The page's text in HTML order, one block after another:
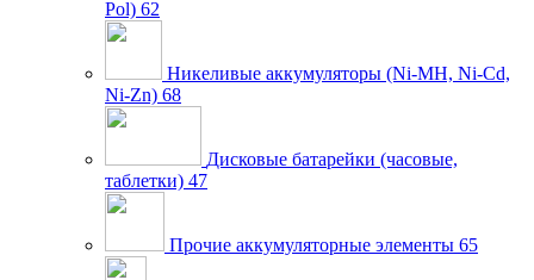
Pol) 62
Никеливые аккумуляторы (Ni-MH, Ni-Cd,
Ni-Zn) 68
Дисковые батарейки (часовые,
таблетки) 47
Прочие аккумуляторные элементы 65